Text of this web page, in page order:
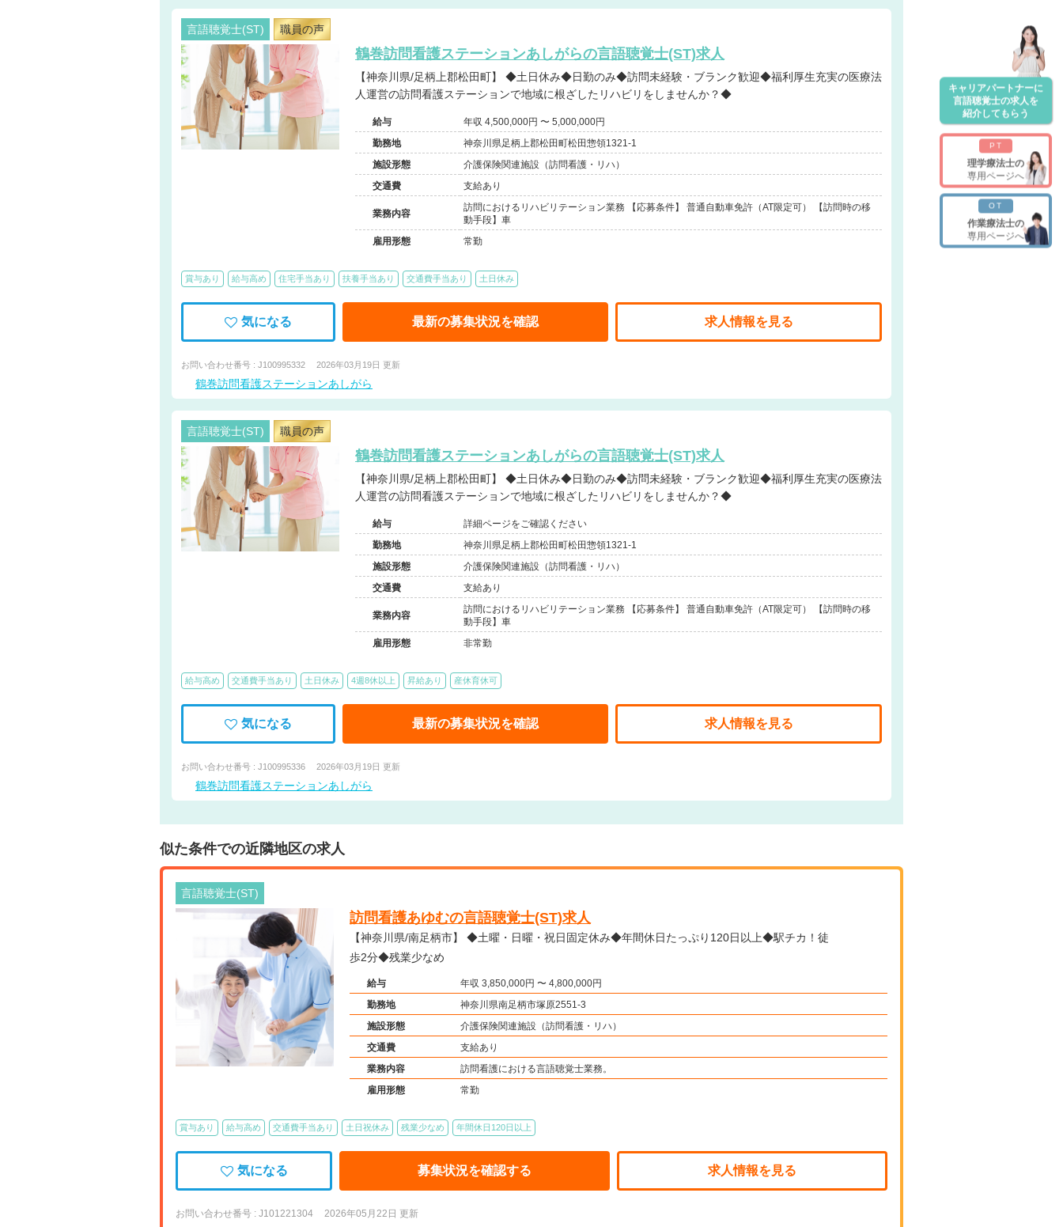
言語聴覚士(ST) 職員の声
鶴巻訪問看護ステーションあしがらの言語聴覚士(ST)求人
【神奈川県/足柄上郡松田町】 ◆土日休み◆日勤のみ◆訪問未経験・ブランク歓迎◆福利厚生充実の医療法
人運営の訪問看護ステーションで地域に根ざしたリハビリをしませんか？◆
給与
年収 4,500,000円 〜 5,000,000円
勤務地
神奈川県足柄上郡松田町松田惣領1321-1
施設形態
介護保険関連施設（訪問看護・リハ）
交通費
支給あり
業務内容
訪問におけるリハビリテーション業務 【応募条件】 普通自動車免許（AT限定可） 【訪問時の移
動手段】車
雇用形態
常勤
賞与あり 給与高め 住宅手当あり 扶養手当あり 交通費手当あり 土日休み
気になる 最新の募集状況を確認 求人情報を見る
お問い合わせ番号 : J100995332 2026年03月19日 更新
鶴巻訪問看護ステーションあしがら
言語聴覚士(ST) 職員の声
鶴巻訪問看護ステーションあしがらの言語聴覚士(ST)求人
【神奈川県/足柄上郡松田町】 ◆土日休み◆日勤のみ◆訪問未経験・ブランク歓迎◆福利厚生充実の医療法
人運営の訪問看護ステーションで地域に根ざしたリハビリをしませんか？◆
給与
詳細ページをご確認ください
勤務地
神奈川県足柄上郡松田町松田惣領1321-1
施設形態
介護保険関連施設（訪問看護・リハ）
交通費
支給あり
業務内容
訪問におけるリハビリテーション業務 【応募条件】 普通自動車免許（AT限定可） 【訪問時の移
動手段】車
雇用形態
非常勤
給与高め 交通費手当あり 土日休み 4週8休以上 昇給あり 産休育休可
気になる 最新の募集状況を確認 求人情報を見る
お問い合わせ番号 : J100995336 2026年03月19日 更新
鶴巻訪問看護ステーションあしがら
似た条件での近隣地区の求人
言語聴覚士(ST)
訪問看護あゆむの言語聴覚士(ST)求人
【神奈川県/南足柄市】 ◆土曜・日曜・祝日固定休み◆年間休日たっぷり120日以上◆駅チカ！徒
歩2分◆残業少なめ
給与
年収 3,850,000円 〜 4,800,000円
勤務地
神奈川県南足柄市塚原2551-3
施設形態
介護保険関連施設（訪問看護・リハ）
交通費
支給あり
業務内容
訪問看護における言語聴覚士業務。
雇用形態
常勤
賞与あり 給与高め 交通費手当あり 土日祝休み 残業少なめ 年間休日120日以上
気になる 募集状況を確認する 求人情報を見る
お問い合わせ番号 : J101221304 2026年05月22日 更新
キャリアパートナーに
言語聴覚士の求人を
紹介してもらう
PT
理学療法士の
専用ページへ
OT
作業療法士の
専用ページへ